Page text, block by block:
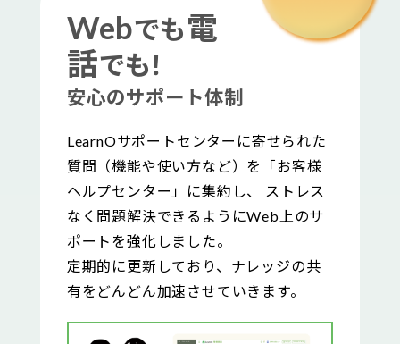
Webでも電
話でも！
安心のサポート体制
LearnOサポートセンターに寄せられた
質問（機能や使い方など）を「お客様
ヘルプセンター」に集約し、 ストレス
なく問題解決できるようにWeb上のサ
ポートを強化しました。
定期的に更新しており、ナレッジの共
有をどんどん加速させていきます。